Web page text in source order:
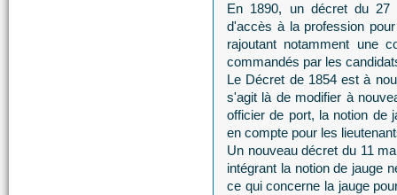
En 1890, un décret du 27
d'accès à la profession
rajoutant notamment une
commandés par les
Le Décret de 1854 est à
s'agit là de modifier à
officier de port, la notion de
en compte pour les
Un nouveau décret du 11
intégrant la notion de jauge
ce qui concerne la jauge